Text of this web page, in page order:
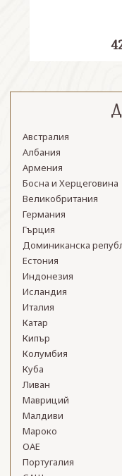
Австралия
Албания
Армения
Босна и Херцеговина
Великобритания
Германия
Гърция
Доминиканска
Естония
Индонезия
Исландия
Италия
Катар
Кипър
Колумбия
Куба
Ливан
Мавриций
Малдиви
Мароко
ОАЕ
Португалия